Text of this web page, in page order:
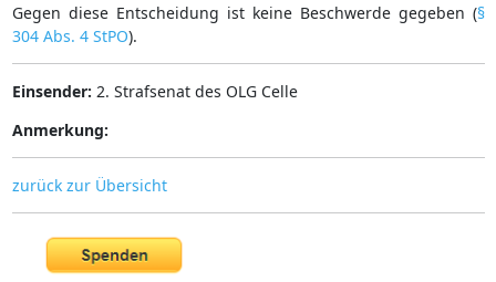
Gegen diese Entscheidung ist keine Beschwerde gegeben (§
304 Abs. 4 StPO).
Einsender: 2. Strafsenat des OLG Celle
Anmerkung:
zurück zur Übersicht